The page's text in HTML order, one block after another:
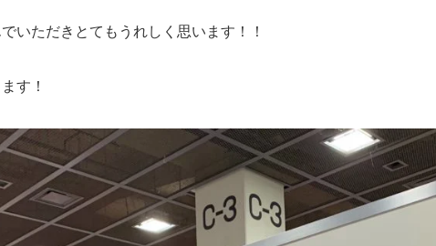
んでいただきとてもうれしく思います！！
す！